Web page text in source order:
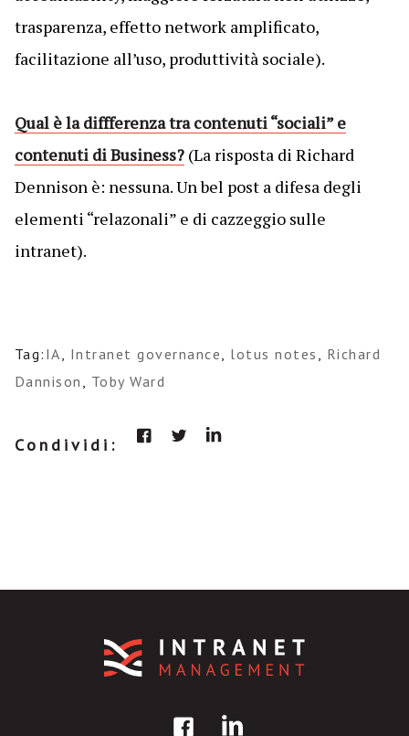
trasparenza, effetto network amplificato,
facilitazione all’uso, produttività sociale).
Qual è la diffferenza tra contenuti “sociali” e
contenuti di Business?(La risposta di Richard
Dennison è: nessuna. Un bel post a difesa degli
elementi “relazonali” e di cazzeggio sulle
intranet).
Tag: IA, Intranet governance, lotus notes , Richard
Dannison , Toby Ward
Condividi: